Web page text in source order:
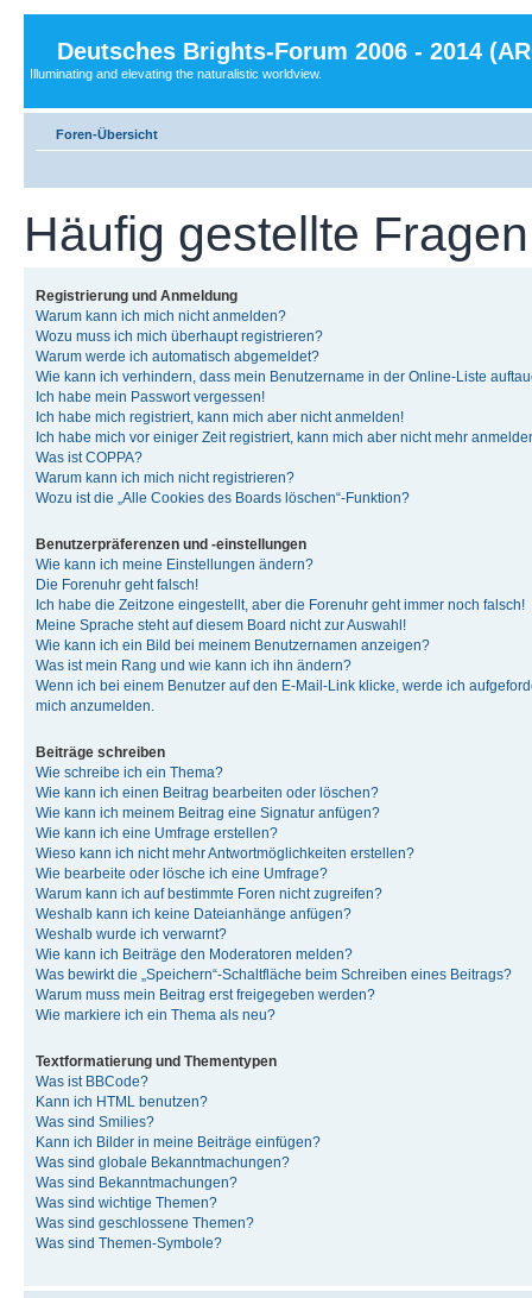
Deutsches Brights-Forum 2006 - 2014
Illuminating and elevating the naturalistic worldview.
Foren-Übersicht
Häufig gestellte Fragen
Registrierung und Anmeldung
Warum kann ich mich nicht anmelden?
Wozu muss ich mich überhaupt registrieren?
Warum werde ich automatisch abgemeldet?
Wie kann ich verhindern, dass mein Benutzername in der Online-Liste
Ich habe mein Passwort vergessen!
Ich habe mich registriert, kann mich aber nicht anmelden!
Ich habe mich vor einiger Zeit registriert, kann mich aber nicht mehr
Was ist COPPA?
Warum kann ich mich nicht registrieren?
Wozu ist die „Alle Cookies des Boards löschen“-Funktion?
Benutzerpräferenzen und -einstellungen
Wie kann ich meine Einstellungen ändern?
Die Forenuhr geht falsch!
Ich habe die Zeitzone eingestellt, aber die Forenuhr geht immer noch falsch!
Meine Sprache steht auf diesem Board nicht zur Auswahl!
Wie kann ich ein Bild bei meinem Benutzernamen anzeigen?
Was ist mein Rang und wie kann ich ihn ändern?
Wenn ich bei einem Benutzer auf den E-Mail-Link klicke, werde ich
mich anzumelden.
Beiträge schreiben
Wie schreibe ich ein Thema?
Wie kann ich einen Beitrag bearbeiten oder löschen?
Wie kann ich meinem Beitrag eine Signatur anfügen?
Wie kann ich eine Umfrage erstellen?
Wieso kann ich nicht mehr Antwortmöglichkeiten erstellen?
Wie bearbeite oder lösche ich eine Umfrage?
Warum kann ich auf bestimmte Foren nicht zugreifen?
Weshalb kann ich keine Dateianhänge anfügen?
Weshalb wurde ich verwarnt?
Wie kann ich Beiträge den Moderatoren melden?
Was bewirkt die „Speichern“-Schaltfläche beim Schreiben eines Beitrags?
Warum muss mein Beitrag erst freigegeben werden?
Wie markiere ich ein Thema als neu?
Textformatierung und Thementypen
Was ist BBCode?
Kann ich HTML benutzen?
Was sind Smilies?
Kann ich Bilder in meine Beiträge einfügen?
Was sind globale Bekanntmachungen?
Was sind Bekanntmachungen?
Was sind wichtige Themen?
Was sind geschlossene Themen?
Was sind Themen-Symbole?